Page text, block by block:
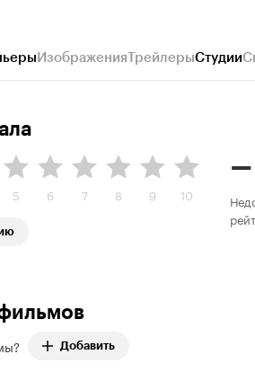
ИзображенияТрейлерыСтудии
5 6 7 8 9 10
–
Добавить